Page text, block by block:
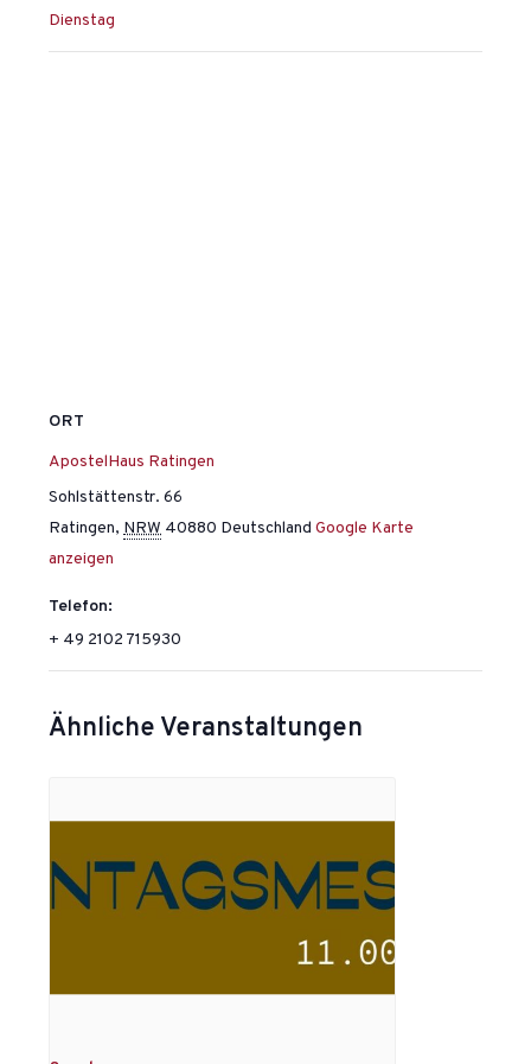
Dienstag
ORT
ApostelHaus Ratingen
Sohlstättenstr. 66
Ratingen, NRW 40880 Deutschland Google Karte
anzeigen
Telefon:
+ 49 2102 715930
Ähnliche Veranstaltungen